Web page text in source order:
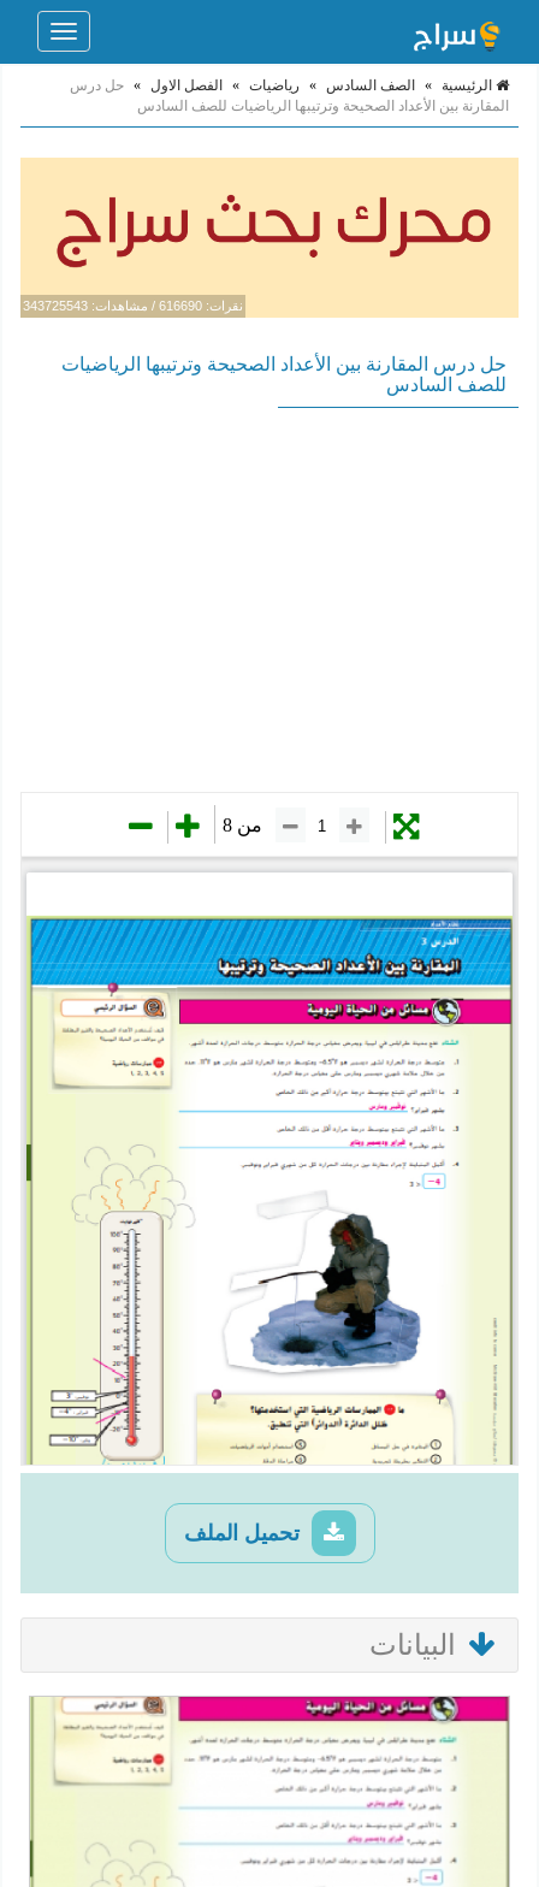
Toggle
الرئيسية » الصف السادس » رياضيات » الفصل الاول » حل درس
المقارنة بين الأعداد الصحيحة وترتيبها الرياضيات للصف السادس
نقرات: 616690 / مشاهدات: 343725543
حل درس المقارنة بين الأعداد الصحيحة وترتيبها الرياضيات
للصف السادس
تحميل الملف
البيانات